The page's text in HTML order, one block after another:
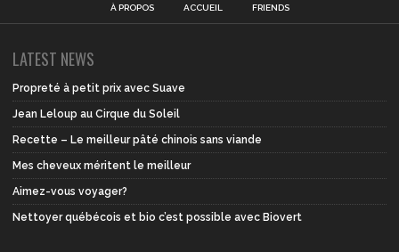
À PROPOS ACCUEIL FRIENDS
LATEST NEWS
Propreté à petit prix avec Suave
Jean Leloup au Cirque du Soleil
Recette – Le meilleur pâté chinois sans viande
Mes cheveux méritent le meilleur
Aimez-vous voyager?
Nettoyer québécois et bio c’est possible avec Biovert